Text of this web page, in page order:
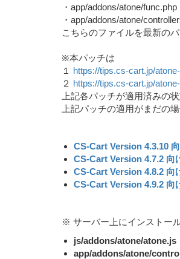
・app/addons/atone/func.php
・app/addons/atone/
こちらのファイルを最新の
※本パッチは
１ https://tips.cs-cart.jp/
２ https://tips.cs-cart.jp/
上記各パッチが適用済みの
上記パッチの適用がまだの
CS-Cart Version 4.3.10
CS-Cart Version 4.7.2 向
CS-Cart Version 4.8.2 向
CS-Cart Version 4.9.2 向
※ サーバー上にインストー
js/addons/atone/atone.js
app/addons/atone/